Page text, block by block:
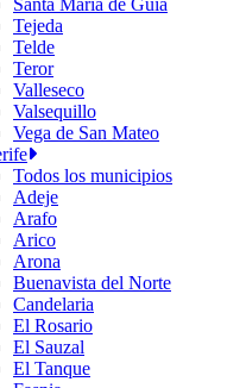
Tejeda
Telde
Teror
Valleseco
Valsequillo
Vega de San Mateo
Todos los municipios
Adeje
Arafo
Arico
Arona
Buenavista del Norte
Candelaria
El Rosario
El Sauzal
El Tanque